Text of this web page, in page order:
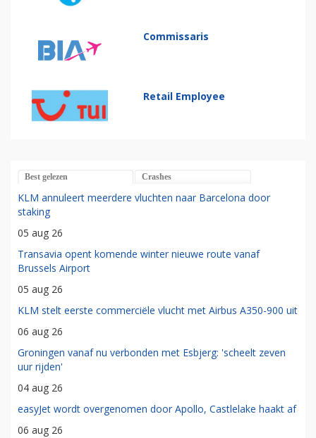
Commissaris
Retail Employee
Best gelezen Crashes
KLM annuleert meerdere vluchten naar Barcelona door
staking
05 aug 26
Transavia opent komende winter nieuwe route vanaf
Brussels Airport
05 aug 26
KLM stelt eerste commerciële vlucht met Airbus A350-900 uit
06 aug 26
Groningen vanaf nu verbonden met Esbjerg: 'scheelt zeven
uur rijden'
04 aug 26
easyJet wordt overgenomen door Apollo, Castlelake haakt af
06 aug 26